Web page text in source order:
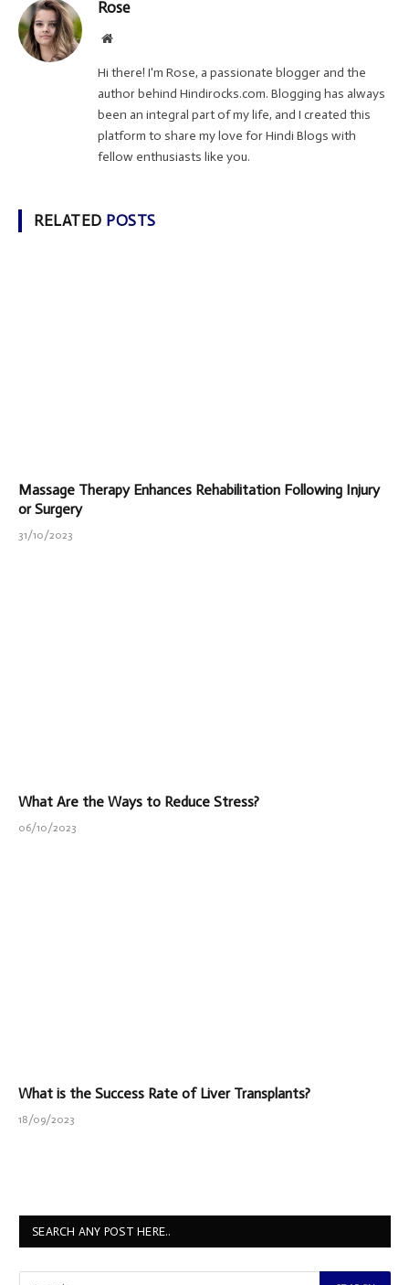
Rose
Website
Hi there! I'm Rose, a passionate blogger and the
author behind Hindirocks.com. Blogging has always
been an integral part of my life, and I created this
platform to share my love for Hindi Blogs with
fellow enthusiasts like you.
RELATED POSTS
Massage Therapy Enhances Rehabilitation Following Injury
or Surgery
31/10/2023
What Are the Ways to Reduce Stress?
06/10/2023
What is the Success Rate of Liver Transplants?
18/09/2023
SEARCH ANY POST HERE..